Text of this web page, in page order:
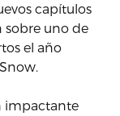
capítulos
sobre uno de
el año
impactante